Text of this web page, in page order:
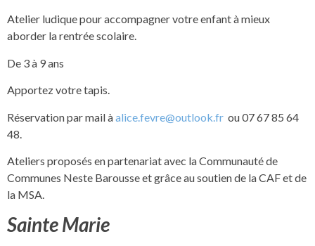
Atelier ludique pour accompagner votre enfant à mieux
aborder la rentrée scolaire.
De 3 à 9 ans
Apportez votre tapis.
Réservation par mail àalice.fevre@outlook.fr ou 07 67 85 64
48.
Ateliers proposés en partenariat avec la Communauté de
Communes Neste Barousse et grâce au soutien de la CAF et de
la MSA.
Sainte Marie